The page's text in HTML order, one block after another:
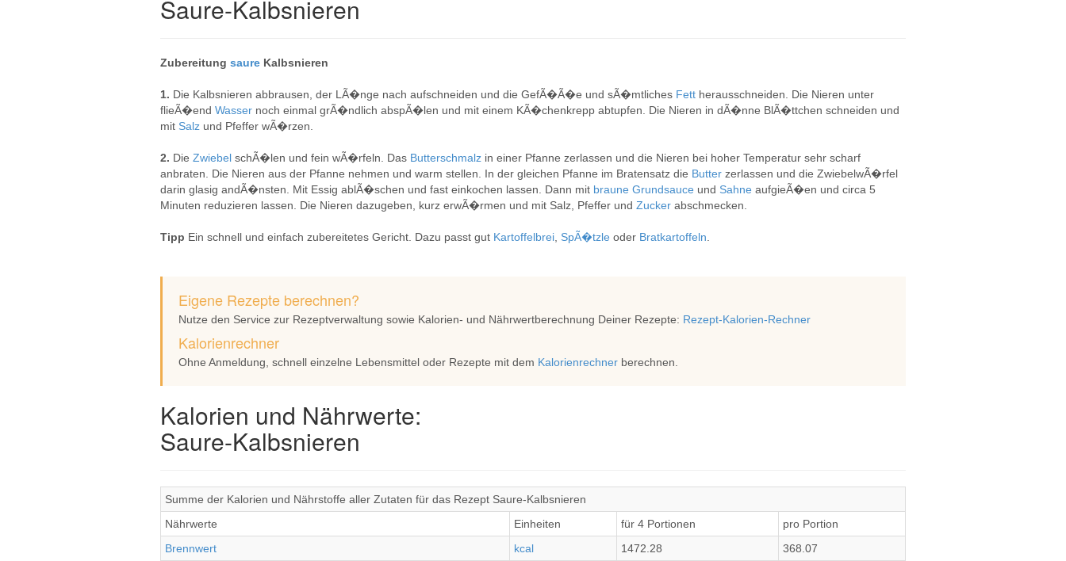
Saure-Kalbsnieren
Zubereitung saure Kalbsnieren
1. Die Kalbsnieren abbrausen, der LÃ�nge nach aufschneiden und die GefÃ�Ã�e und sÃ�mtliches Fett herausschneiden. Die Nieren unter
flieÃ�end Wasser noch einmal grÃ�ndlich abspÃ�len und mit einem KÃ�chenkrepp abtupfen. Die Nieren in dÃ�nne BlÃ�ttchen schneiden und
mit Salz und Pfeffer wÃ�rzen.
2. Die Zwiebel schÃ�len und fein wÃ�rfeln. Das Butterschmalz in einer Pfanne zerlassen und die Nieren bei hoher Temperatur sehr scharf
anbraten. Die Nieren aus der Pfanne nehmen und warm stellen. In der gleichen Pfanne im Bratensatz die Butter zerlassen und die ZwiebelwÃ�rfel
darin glasig andÃ�nsten. Mit Essig ablÃ�schen und fast einkochen lassen. Dann mit braune Grundsauce und Sahne aufgieÃ�en und circa 5
Minuten reduzieren lassen. Die Nieren dazugeben, kurz erwÃ�rmen und mit Salz, Pfeffer und Zucker abschmecken.
Tipp Ein schnell und einfach zubereitetes Gericht. Dazu passt gut Kartoffelbrei SpÃ�tzle oder Bratkartoffeln
Eigene Rezepte berechnen?
Nutze den Service zur Rezeptverwaltung sowie Kalorien- und Nährwertberechnung Deiner Rezepte: Rezept-Kalorien-Rechner
Kalorienrechner
Ohne Anmeldung, schnell einzelne Lebensmittel oder Rezepte mit dem Kalorienrechner berechnen.
Kalorien und Nährwerte:
Saure-Kalbsnieren
Summe der Kalorien und Nährstoffe aller Zutaten für das Rezept Saure-Kalbsnieren
Nährwerte
Einheiten für 4 Portionen
pro Portion
Brennwert
kcal 1472.28
368.07